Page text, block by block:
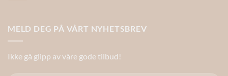
MELD DEG PÅ VÅRT NYHETSBREV
Ikke gå glipp av våre gode tilbud!